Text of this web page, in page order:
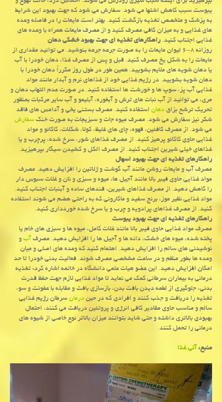
یبوست سبب كاهش اشتها می شود. سفارش می شود كه جهت بهبود این شرایط
به پزشك و متخصص تغذیه بازگشت كنید. بهتر است مایعات را در فاصله وعده
های غذایی و به میزان كافی مصرف كنید و از مصرف مایعات همراه با وعده های
غذایی اجتناب كنید.راهكارهای تغذیه ای جهت بهبود خشكی دهان
روزانه ۸-۶ لیوان مایعات را به صورت جرعه جرعه بنوشید. می توانید مقداری از
مایعات را به شكل یخ مصرف كنید. قبل و پس از مصرف غذا، دهان خودرا با آب
یا دهان شویه های ملایم بشویید. همین طور در طول روز مكرراً دهان خودرا با
دهان شویه بشویید. در رژیم غذایی خود از غذاهای نرم و آبدار مانند مواد
غذایی آب پز، سوپ ها و خورشت ها استفاده كنید. در صورت عدم التهاب دهان و
مری، می توانید از آب نبات های ترش و آبغوره، آبلیمو و آب سایر مركبات بمنظور
تحریك ترشح بزاقدهاناستفاده كنید. مصرف بستنی یخی و آدامس های فاقد
شكر نیز سفارش می شود. مصرف میوه جات و سبزیجات به صورت خنكسفارش
می شود. از مصرف كافئین، قهوه، چای های غلیظ، كولا، شكلات، كاكائو و مواد
غذایی حاوی كاكائو پرهیز كنید. از مصرف غذاهای شور، سرخ شده، پرچرب و یا
غذاهای خیلی شیرین اجتناب كنید. از مصرف الكل و كشیدن سیگار بپرهیزید.
راهكارهای تغذیه ای جهت بهبود اسهال
مصرف آب و مایعات روشن مانند آب گوشت و ژلاتین را افزایش دهید. مصرف
مواد غذایی حاوی فیبر بالا مانند آجیل ها، میوه و سبزی و نان و غلات سبوس دار
را كاهش دهید. از مصرف غذاهای شیرین، قندهای ساده و آبنبات اجتناب كنید.
مواد غذایی نظیر موز، برنج سفید و ماكارونی كه به راحتی هضم می شوند استفاده
كنید. از مصرف غذاهای پرادویه و چرب و یا سرخ شده خوردداری كنید.
راهكارهای تغذیه ای جهت بهبود یبوست
مصرف مواد غذایی حاوی فیبر بالا مانند غلات كامل، میوه ها و سبزی های خام یا
پخته شده، میوه های خشك، دانه ها و آجیل ها را افزایش دهید. مصرفآبو
نوشیدنی های سالم را افزایش دهید. اهتمام كنید كه وعده های اصلی و میان
وعده ها بطور منظم و در ساعت مشخصی مصرف شوند. فعالیت بدنی خودرا تا حد
امكان افزایش دهید. این عضو هیات علمی دانشگاه در خاتمه اشاره كرد: تغذیه
درمانی به بیماران سرطانی كمك می نماید تا مواد غذایی لازم جهت حفظ قدرت
بدنی، جلوگیری از لطمه دیدن بافت بدن، بازسازی بافت و مقابله با عفونت و سوء
تغذیه را دریافت و جذب كنند و افرادی كه در حیندرمانسرطان رژیم غذایی
سالم و مناسب حاوی مقادیر كافی انرژی و پروتئین دریافت می كنند، احتمال
بهبودی بالاتری داشته و حتی شاید بتوانند میزان بالاتر نوع خاصی از شیوه های
درمانی را تحمل كنند.
منبع:آنی غذا